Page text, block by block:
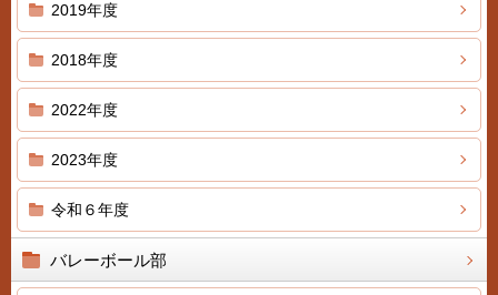
2019年度
2018年度
2022年度
2023年度
令和６年度
バレーボール部